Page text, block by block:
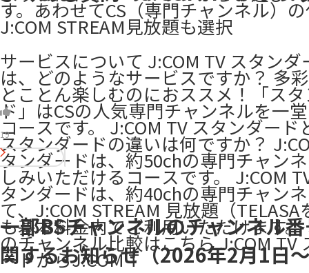
す。あわせてCS（専門チャンネル）
J:COM STREAM見放題も選択
サービスについて J:COM TV スタンダ
は、どのようなサービスですか？ 多
とことん楽しむのにおススメ！「ス
ド」はCSの人気専門チャンネルを一
コースです。 J:COM TV スタンダード
スタンダードの違いは何ですか？
タンダードは、約50chの専門チャン
しみいただけるコースです。 J:COM
タンダードは、約40chの専門チャン
て、J:COM STREAM 見放題（
も基本料金内でご利用いただけます。
のチャンネル比較はこちら J:COM TV
ードからJ:COM T
19
一部BSチャンネルのチャンネル
関するお知らせ（2026年2月1日